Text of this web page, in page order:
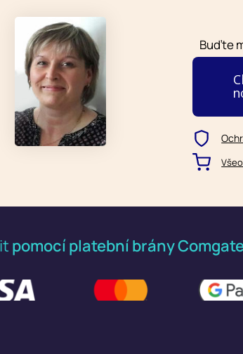
Buďte
pomocí platební brány